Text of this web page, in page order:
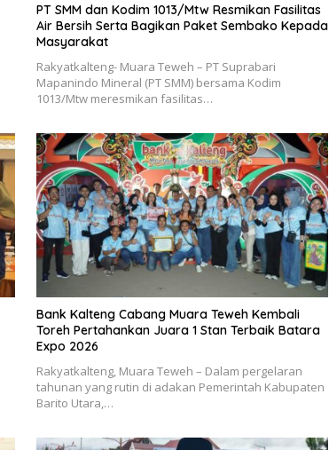
PT SMM dan Kodim 1013/Mtw Resmikan Fasilitas
Air Bersih Serta Bagikan Paket Sembako Kepada
Masyarakat
Rakyatkalteng- Muara Teweh – PT Suprabari
Mapanindo Mineral (PT SMM) bersama Kodim
1013/Mtw meresmikan fasilitas…
Bank Kalteng Cabang Muara Teweh Kembali
Toreh Pertahankan Juara 1 Stan Terbaik Batara
Expo 2026
Rakyatkalteng, Muara Teweh – Dalam pergelaran
tahunan yang rutin di adakan Pemerintah Kabupaten
Barito Utara,…